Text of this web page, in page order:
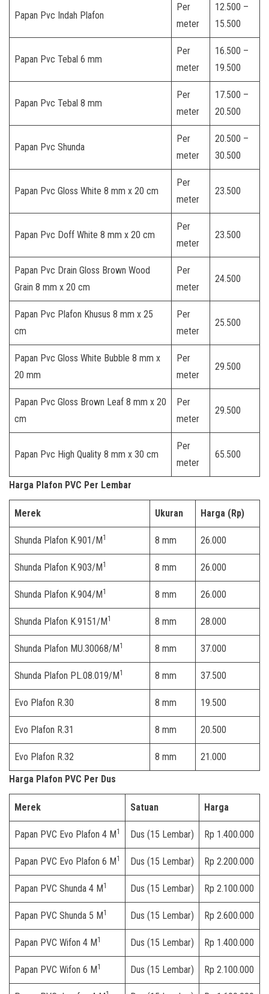
Papan Pvc Indah Plafon
Per
meter
12.500 –
15.500
Papan Pvc Tebal 6 mm
Per
meter
16.500 –
19.500
Papan Pvc Tebal 8 mm
Per
meter
17.500 –
20.500
Papan Pvc Shunda
Per
meter
20.500 –
30.500
Papan Pvc Gloss White 8 mm x 20 cm
Per
meter
23.500
Papan Pvc Doff White 8 mm x 20 cm
Per
meter
23.500
Papan Pvc Drain Gloss Brown Wood
Grain 8 mm x 20 cm
Per
meter
24.500
Papan Pvc Plafon Khusus 8 mm x 25
cm
Per
meter
25.500
Papan Pvc Gloss White Bubble 8 mm x
20 mm
Per
meter
29.500
Papan Pvc Gloss Brown Leaf 8 mm x 20
cm
Per
meter
29.500
Papan Pvc High Quality 8 mm x 30 cm
Per
meter
65.500
Harga Plafon PVC Per Lembar
Merek Ukuran Harga (Rp)
Shunda Plafon K.901/M1 8 mm 26.000
Shunda Plafon K.903/M1 8 mm 26.000
Shunda Plafon K.904/M1 8 mm 26.000
Shunda Plafon K.9151/M1 8 mm 28.000
Shunda Plafon MU.30068/M1 8 mm 37.000
Shunda Plafon PL.08.019/M1 8 mm 37.500
Evo Plafon R.30 8 mm 19.500
Evo Plafon R.31 8 mm 20.500
Evo Plafon R.32 8 mm
21.000
Harga Plafon PVC Per Dus
Merek Satuan Harga
Papan PVC Evo Plafon 4 M1 Dus (15 Lembar) Rp 1.400.000
Papan PVC Evo Plafon 6 M1 Dus (15 Lembar) Rp 2.200.000
Papan PVC Shunda 4 M1 Dus (15 Lembar) Rp 2.100.000
Papan PVC Shunda 5 M1 Dus (15 Lembar) Rp 2.600.000
Papan PVC Wifon 4 M1 Dus (15 Lembar) Rp 1.400.000
Papan PVC Wifon 6 M1 Dus (15 Lembar) Rp 2.100.000